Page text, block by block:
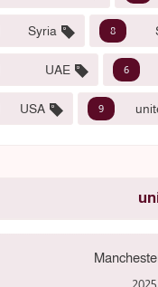
8
Syria
6
UAE
9
USA